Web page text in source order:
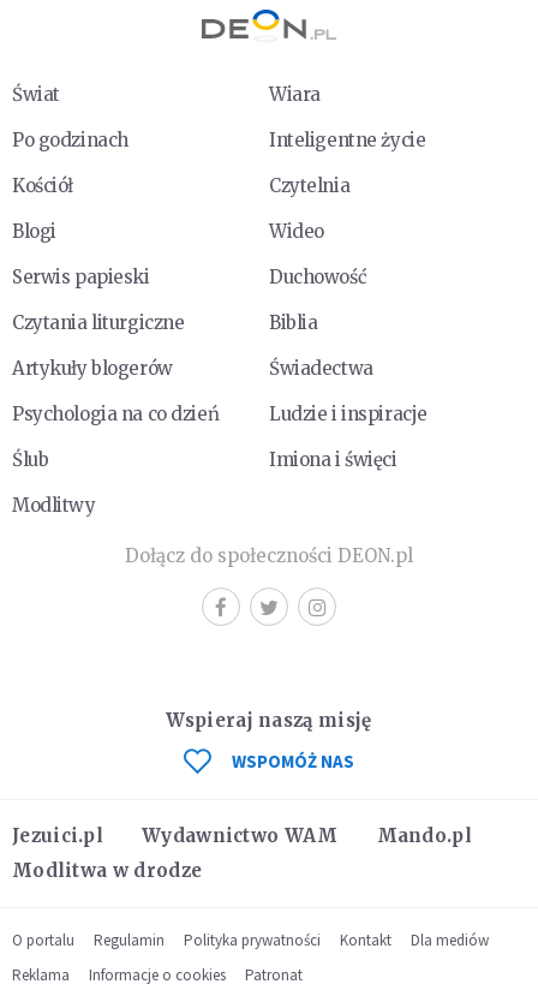
Świat
Wiara
Po godzinach
Inteligentne życie
Kościół
Czytelnia
Blogi
Wideo
Serwis papieski
Duchowość
Czytania liturgiczne
Biblia
Artykuły blogerów
Świadectwa
Psychologia na co dzień
Ludzie i inspiracje
Ślub
Imiona i święci
Modlitwy
Dołącz do społeczności DEON.pl
Jezuici.pl Wydawnictwo WAM
Mando.pl
Modlitwa w drodze
Wspieraj naszą misję
WSPOMÓŻ NAS
O portalu Regulamin Polityka prywatności Kontakt
Dla mediów
Reklama
Informacje o cookies Patronat